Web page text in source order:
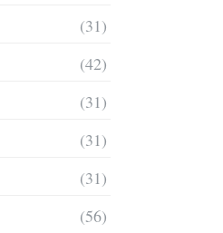
(31)
(42)
(31)
(31)
(31)
(56)